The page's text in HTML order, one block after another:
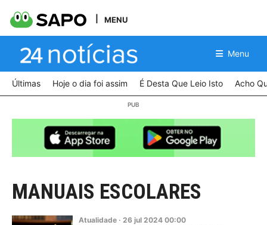
MENU
Menu
Últimas Hoje o dia foi assim É Desta Que Leio Isto Acho
MANUAIS ESCOLARES
Atualidade · 26 jul 2024 00:00